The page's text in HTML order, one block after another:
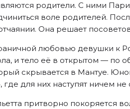
родители. С ними
воле родителей.
Она решает
любовью девушки к
и тело её в открытом — по
скрывается в Мантуе.
для них наступят ничем
притворно покоряется